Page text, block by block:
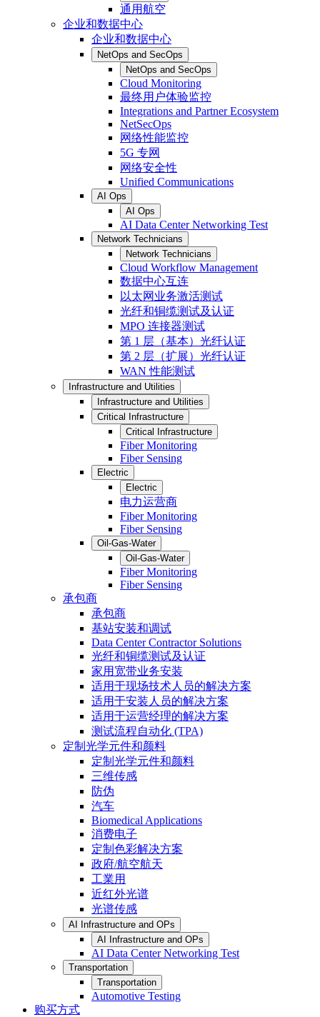
通用航空
企业和数据中心
企业和数据中心
NetOps and SecOps
NetOps and SecOps
Cloud Monitoring
最终用户体验监控
Integrations and Partner Ecosystem
NetSecOps
网络性能监控
5G 专网
网络安全性
Unified Communications
AI Ops
AI Ops
AI Data Center Networking Test
Network Technicians
Network Technicians
Cloud Workflow Management
数据中心互连
以太网业务激活测试
光纤和铜缆测试及认证
MPO 连接器测试
第 1 层（基本）光纤认证
第 2 层（扩展）光纤认证
WAN 性能测试
Infrastructure and Utilities
Infrastructure and Utilities
Critical Infrastructure
Critical Infrastructure
Fiber Monitoring
Fiber Sensing
Electric
Electric
电力运营商
Fiber Monitoring
Fiber Sensing
Oil-Gas-Water
Oil-Gas-Water
Fiber Monitoring
Fiber Sensing
承包商
承包商
基站安装和调试
Data Center Contractor Solutions
光纤和铜缆测试及认证
家用宽带业务安装
适用于现场技术人员的解决方案
适用于安装人员的解决方案
适用于运营经理的解决方案
测试流程自动化 (TPA)
定制光学元件和颜料
定制光学元件和颜料
三维传感
防伪
汽车
Biomedical Applications
消费电子
定制色彩解决方案
政府/航空航天
工業用
近红外光谱
光谱传感
AI Infrastructure and OPs
AI Infrastructure and OPs
AI Data Center Networking Test
Transportation
Transportation
Automotive Testing
购买方式